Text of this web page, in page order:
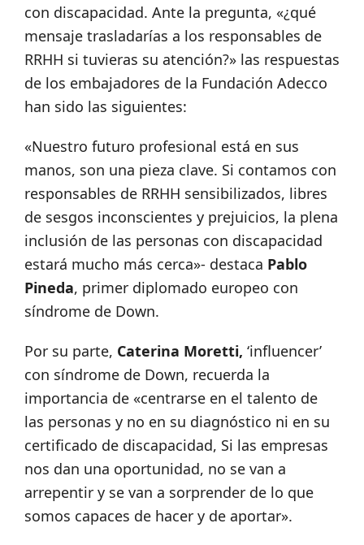
con discapacidad. Ante la pregunta, «¿qué
mensaje trasladarías a los responsables de
RRHH si tuvieras su atención?» las respuestas
de los embajadores de la Fundación Adecco
han sido las siguientes:
«Nuestro futuro profesional está en sus
manos, son una pieza clave. Si contamos con
responsables de RRHH sensibilizados, libres
de sesgos inconscientes y prejuicios, la plena
inclusión de las personas con discapacidad
estará mucho más cerca»- destaca Pablo
Pineda, primer diplomado europeo con
síndrome de Down.
Por su parte, Caterina Moretti, ‘influencer’
con síndrome de Down, recuerda la
importancia de «centrarse en el talento de
las personas y no en su diagnóstico ni en su
certificado de discapacidad, Si las empresas
nos dan una oportunidad, no se van a
arrepentir y se van a sorprender de lo que
somos capaces de hacer y de aportar».